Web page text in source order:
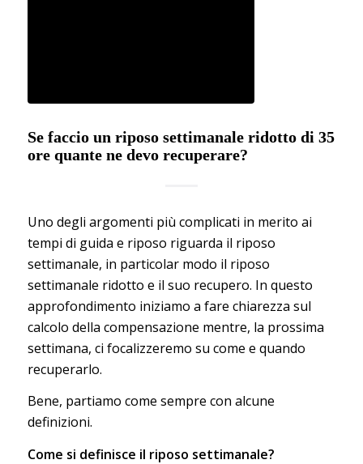
Se faccio un riposo settimanale ridotto di 35
ore quante ne devo recuperare?
Uno degli argomenti più complicati in merito ai
tempi di guida e riposo riguarda il riposo
settimanale, in particolar modo il riposo
settimanale ridotto e il suo recupero. In questo
approfondimento iniziamo a fare chiarezza sul
calcolo della compensazione mentre, la prossima
settimana, ci focalizzeremo su come e quando
recuperarlo.
Bene, partiamo come sempre con alcune
definizioni.
Come si definisce il riposo settimanale?